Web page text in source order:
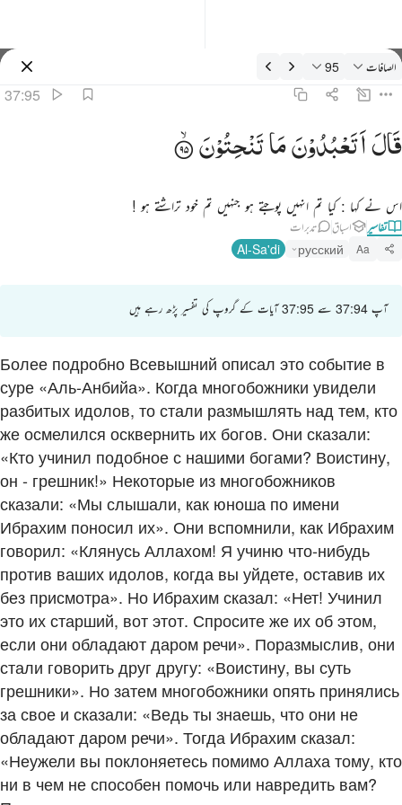
تفسیر: الصافات 37:95
الصافات 95
37:95
قال اتعبدون ما تنحتون ٩٥
قَالَ أَتَعْبُدُونَ مَا تَنْحِتُونَ ٩٥
قَالَاَتَعْبُدُوْنَمَاتَنْحِتُوْنَ
اس نے کہا : کیا تم انہیں پوجتے ہو جنہیں تم خود تراشتے ہو !
تفاسیر اسباق تدبرات
Aa
русский
Al-Sa'di
آپ 37:94 سے 37:95 آیات کے گروپ کی تفسیر پڑھ رہے ہیں
Более подробно Всевышний описал это событие в
суре «Аль-Анбийа». Когда многобожники увидели
разбитых идолов, то стали размышлять над тем, кто
же осмелился осквернить их богов. Они сказали:
«Кто учинил подобное с нашими богами? Воистину,
он - грешник!» Некоторые из многобожников
сказали: «Мы слышали, как юноша по имени
Ибрахим поносил их». Они вспомнили, как Ибрахим
говорил: «Клянусь Аллахом! Я учиню что-нибудь
против ваших идолов, когда вы уйдете, оставив их
без присмотра». Но Ибрахим сказал: «Нет! Учинил
это их старший, вот этот. Спросите же их об этом,
если они обладают даром речи». Поразмыслив, они
стали говорить друг другу: «Воистину, вы суть
грешники». Но затем многобожники опять принялись
за свое и сказали: «Ведь ты знаешь, что они не
обладают даром речи». Тогда Ибрахим сказал:
«Неужели вы поклоняетесь помимо Аллаха тому, кто
ни в чем не способен помочь или навредить вам?